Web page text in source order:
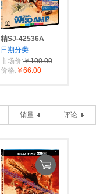
精SJ-42536A
日期分类 ...
市场价:￥100.00
价格: ￥66.00
销量 评论